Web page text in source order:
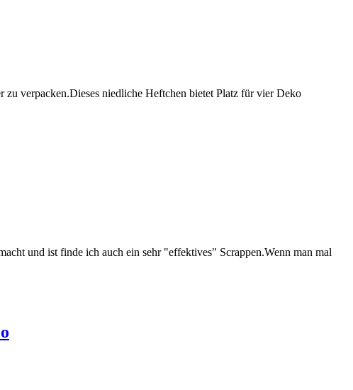
verpacken.Dieses niedliche Heftchen bietet Platz für vier Deko
und ist finde ich auch ein sehr "effektives" Scrappen.Wenn man mal